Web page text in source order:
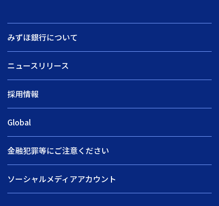
みずほ銀行について
ニュースリリース
採用情報
Global
金融犯罪等にご注意ください
ソーシャルメディアアカウント